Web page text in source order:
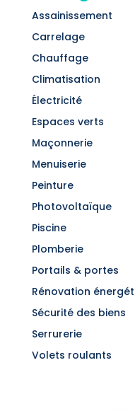
Assainissement
Carrelage
Chauffage
Climatisation
Électricité
Espaces verts
Maçonnerie
Menuiserie
Peinture
Photovoltaïque
Piscine
Plomberie
Portails & portes
Rénovation
Sécurité des biens
Serrurerie
Volets roulants